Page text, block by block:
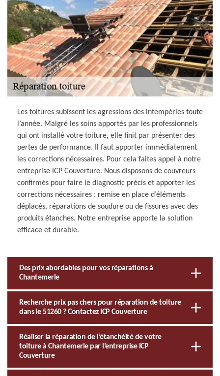
Les toitures subissent les agressions des intempéries toute
l’année. Malgré les soins apportés par les professionnels
qui ont installé votre toiture, elle finit par présenter des
pertes de performance. Il faut apporter immédiatement
les corrections nécessaires. Pour cela faites appel à notre
entreprise ICP Couverture. Nous disposons de couvreurs
confirmés pour faire le diagnostic précis et apporter les
corrections nécessaires : remise en place d’éléments
déplacés, réparations de soudure ou de fissures avec des
produits étanches. Notre entreprise apporte la solution
efficace et durable.
Des prix abordables pour vos réparations à
Chantemerle
Recherche prix pas chers pour réparation de toiture
dans le 51260 ? Contactez ICP Couverture
Réaliser la réparation de l’étanchéité de votre
toiture à Chantemerle par l’entreprise ICP
Couverture